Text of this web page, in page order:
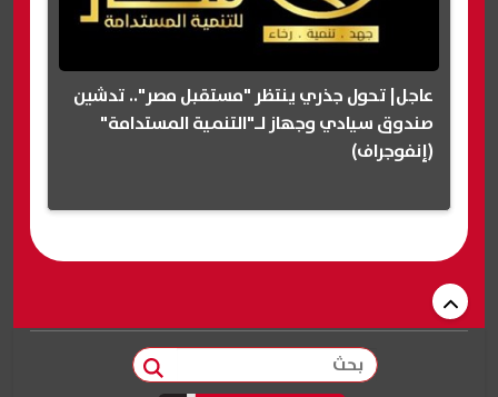
عاجل| تحول جذري ينتظر "مستقبل مصر".. تدشين
صندوق سيادي وجهاز لـ"التنمية المستدامة"
(إنفوجراف)
بحث